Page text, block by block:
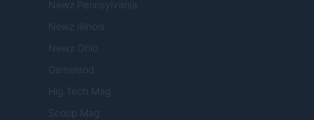
Newz Pennsylvania
Newz Illinois
Newz Ohio
Gameland
Hig Tech Mag
Scoop Mag